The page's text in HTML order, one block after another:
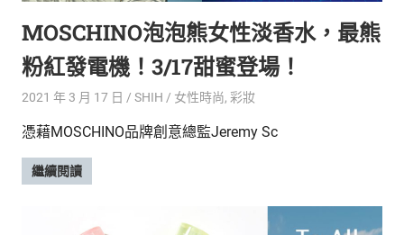
生
活
態
度
采
富
時
尚
流、
生
MOSCHINO泡泡熊女性淡香水，最熊
粉紅發電機！3/17甜蜜登場！
2021 年 3 月 17 日 SHIH 女性時尚, 彩妝
憑藉MOSCHINO品牌創意總監Jeremy Sc
繼續閱讀